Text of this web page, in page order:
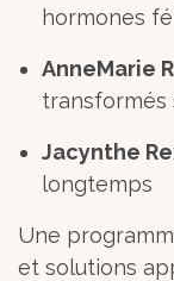
hormones
AnneMarie
transformés
Jacynthe
longtemps
Une
et solutions